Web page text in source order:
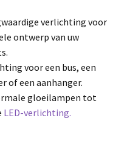
verlichting voor
ontwerp van uw
voor een bus, een
of een aanhanger.
gloeilampen tot
LED-verlichting.